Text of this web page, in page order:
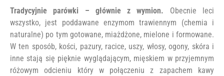
Tradycyjnie parówki – głównie z wymion. Obecnie leci
wszystko, jest poddawane enzymom trawiennym (chemia i
naturalne) po tym gotowane, miażdżone, mielone i formowane.
W ten sposób, kości, pazury, racice, uszy, włosy, ogony, skóra i
inne stają się pięknie wyglądającym, mięskiem w przyjemnym
różowym odcieniu który w połączeniu z zapachem kawy